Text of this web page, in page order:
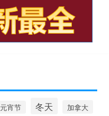
元宵节 冬天 加拿大